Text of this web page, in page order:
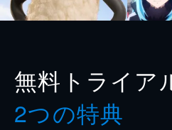
無料トライア
2つの特典